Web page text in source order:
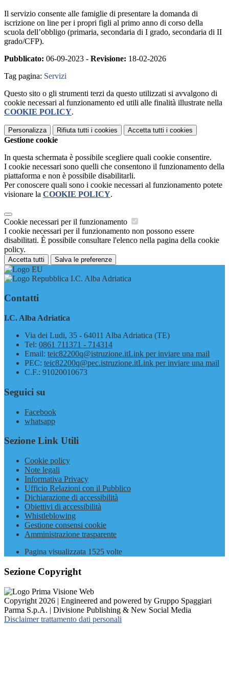
Il servizio consente alle famiglie di presentare la domanda di
iscrizione on line per i propri figli al primo anno di corso della
scuola dell’obbligo (primaria, secondaria di I grado, secondaria di II
grado/CFP).
Pubblicato: 06-09-2023 - Revisione: 18-02-2026
Tag pagina: Servizi
Questo sito o gli strumenti terzi da questo utilizzati si avvalgono di
cookie necessari al funzionamento ed utili alle finalità illustrate nella
COOKIE POLICY.
Personalizza Rifiuta tutti i cookies Accetta tutti i cookies
Gestione cookie
In questa schermata è possibile scegliere quali cookie consentire.
I cookie necessari sono quelli che consentono il funzionamento della
piattaforma e non è possibile disabilitarli.
Per conoscere quali sono i cookie necessari al funzionamento potete
visionare la COOKIE POLICY.
Cookie necessari per il funzionamento
I cookie necessari per il funzionamento non possono essere
disabilitati. È possibile consultare l'elenco nella pagina della cookie
policy.
Accetta tutti Salva le preferenze
I.C. Alba Adriatica
Contatti
I.C. Alba Adriatica
Via dei Ludi, 35 - 64011 Alba Adriatica (TE)
Tel: 0861 711371 - 714314
Email: teic82200q@istruzione.itLink per inviare una mail
PEC: teic82200q@pec.istruzione.itLink per inviare una mail
C.F.: 91020010673
Seguici su
Facebook
whatsapp
Sezione Link Utili
Cookie policy
Note legali
Informativa Privacy
Ufficio Relazioni con il Pubblico
Dichiarazione di accessibilità
Obiettivi di accessibilità
Whistleblowing
Gestione consensi cookie
Amministrazione trasparente
Pagina visualizzata 1525 volte
Sezione Copyright
Copyright 2026 | Engineered and powered by Gruppo Spaggiari
Parma S.p.A. | Divisione Publishing & New Social Media
Disclaimer trattamento dati personali